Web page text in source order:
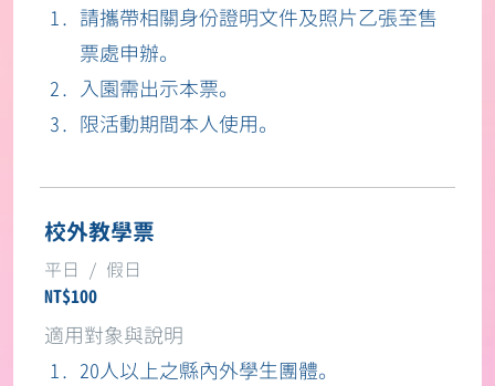
請攜帶相關身份證明文件及照片乙張至售
票處申辦。
入園需出示本票。
限活動期間本人使用。
校外教學票
NT$100
20人以上之縣內外學生團體。